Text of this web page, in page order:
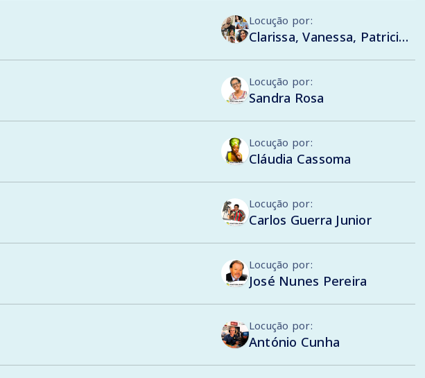
Locução por:
Clarissa, Vanessa, Patricia, Philipe, Augusto, Flávia, Gabriela, Monty, Gustavo , Sandra
Locução por:
Sandra Rosa
Locução por:
Cláudia Cassoma
Locução por:
Carlos Guerra Junior
Locução por:
José Nunes Pereira
Locução por:
António Cunha